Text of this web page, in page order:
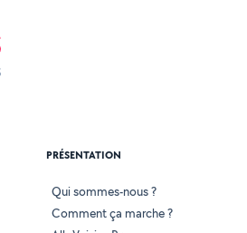
PRÉSENTATION
Qui sommes-nous ?
Comment ça marche ?